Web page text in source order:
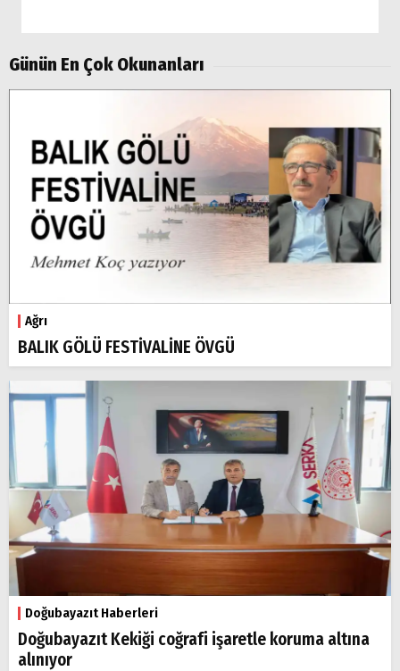
Günün En Çok Okunanları
Ağrı
BALIK GÖLÜ FESTİVALİNE ÖVGÜ
Doğubayazıt Haberleri
Doğubayazıt Kekiği coğrafi işaretle koruma altına
alınıyor